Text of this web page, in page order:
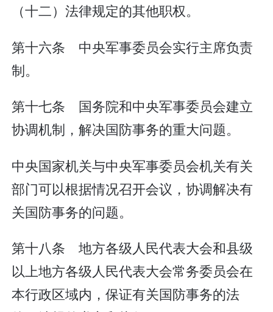
（十二）法律规定的其他职权。
第十六条 中央军事委员会实行主席负责
制。
第十七条 国务院和中央军事委员会建立
协调机制，解决国防事务的重大问题。
中央国家机关与中央军事委员会机关有关
部门可以根据情况召开会议，协调解决有
关国防事务的问题。
第十八条 地方各级人民代表大会和县级
以上地方各级人民代表大会常务委员会在
本行政区域内，保证有关国防事务的法